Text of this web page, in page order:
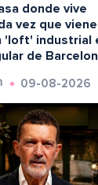
donde vive
vez que
'loft' industrial
de
09-08-2026